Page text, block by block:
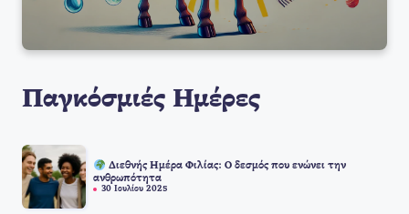
Παγκόσμιές Ημέρες
Διεθνής Ημέρα Φιλίας: Ο δεσμός που ενώνει την
ανθρωπότητα
30 Ιουλίου 2025